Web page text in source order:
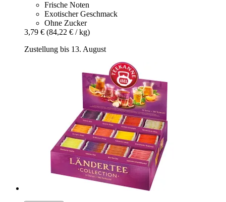
Frische Noten
Exotischer Geschmack
Ohne Zucker
3,79 € (84,22 € / kg)
Zustellung bis 13. August